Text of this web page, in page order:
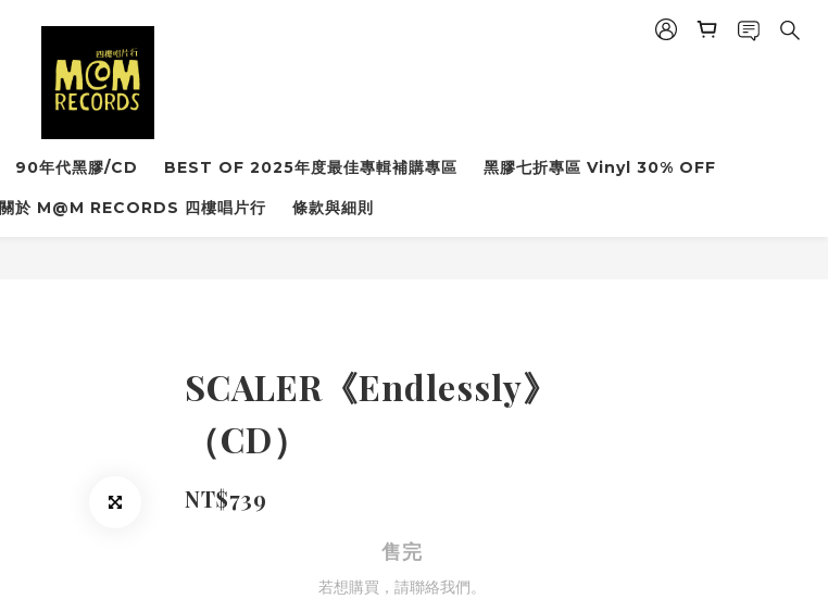
90年代黑膠/CD BEST OF 2025年度最佳專輯補購專區 黑膠七折專區 Vinyl 30% OFF
關於 M@M RECORDS 四樓唱片行 條款與細則
SCALER《Endlessly》
（CD）
NT$739
售完
若想購買，請聯絡我們。